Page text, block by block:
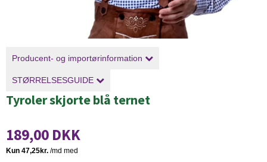
Producent- og importørinformation
STØRRELSESGUIDE
Tyroler skjorte blå ternet
189,00 DKK